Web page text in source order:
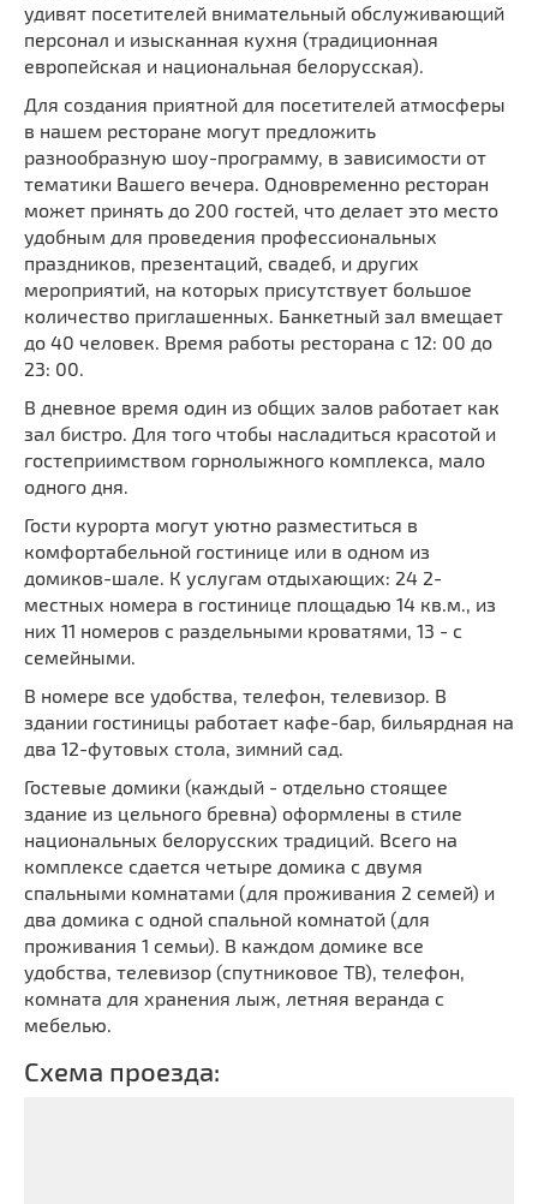
удивят посетителей внимательный обслуживающий
персонал и изысканная кухня (традиционная
европейская и национальная белорусская).
Для создания приятной для посетителей атмосферы
в нашем ресторане могут предложить
разнообразную шоу-программу, в зависимости от
тематики Вашего вечера. Одновременно ресторан
может принять до 200 гостей, что делает это место
удобным для проведения профессиональных
праздников, презентаций, свадеб, и других
мероприятий, на которых присутствует большое
количество приглашенных. Банкетный зал вмещает
до 40 человек. Время работы ресторана с 12: 00 до
23: 00.
В дневное время один из общих залов работает как
зал бистро. Для того чтобы насладиться красотой и
гостеприимством горнолыжного комплекса, мало
одного дня.
Гости курорта могут уютно разместиться в
комфортабельной гостинице или в одном из
домиков-шале. К услугам отдыхающих: 24 2-
местных номера в гостинице площадью 14 кв.м., из
них 11 номеров с раздельными кроватями, 13 - с
семейными.
В номере все удобства, телефон, телевизор. В
здании гостиницы работает кафе-бар, бильярдная на
два 12-футовых стола, зимний сад.
Гостевые домики (каждый - отдельно стоящее
здание из цельного бревна) оформлены в стиле
национальных белорусских традиций. Всего на
комплексе сдается четыре домика с двумя
спальными комнатами (для проживания 2 семей) и
два домика с одной спальной комнатой (для
проживания 1 семьи). В каждом домике все
удобства, телевизор (спутниковое ТВ), телефон,
комната для хранения лыж, летняя веранда с
мебелью.
Схема проезда: